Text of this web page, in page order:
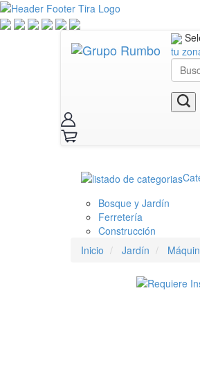
tu
Bosque y Jardín
Ferretería
Construcción
Inicio Jardín